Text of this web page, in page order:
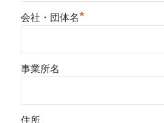
会社・団体名*
事業所名
住所